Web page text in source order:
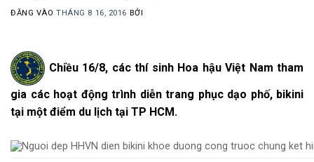
ĐĂNG VÀOTHÁNG 8 16, 2016 BỞI
Chiều 16/8, các thí sinh Hoa hậu Việt Nam tham
gia các hoạt động trình diễn trang phục dạo phố, bikini
tại một điểm du lịch tại TP HCM.